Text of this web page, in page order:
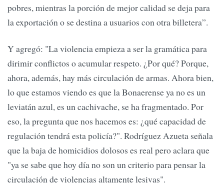
pobres, mientras la porción de mejor calidad se deja para
la exportación o se destina a usuarios con otra billetera”.
Y agregó: "La violencia empieza a ser la gramática para
dirimir conflictos o acumular respeto. ¿Por qué? Porque,
ahora, además, hay más circulación de armas. Ahora bien,
lo que estamos viendo es que la Bonaerense ya no es un
leviatán azul, es un cachivache, se ha fragmentado. Por
eso, la pregunta que nos hacemos es: ¿qué capacidad de
regulación tendrá esta policía?". Rodríguez Azueta señala
que la baja de homicidios dolosos es real pero aclara que
"ya se sabe que hoy día no son un criterio para pensar la
circulación de violencias altamente lesivas".